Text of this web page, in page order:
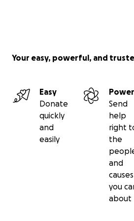
Your easy, powerful, and
Easy
Donate
quickly
and
easily
Send
help
right
the
and
causes
you
about